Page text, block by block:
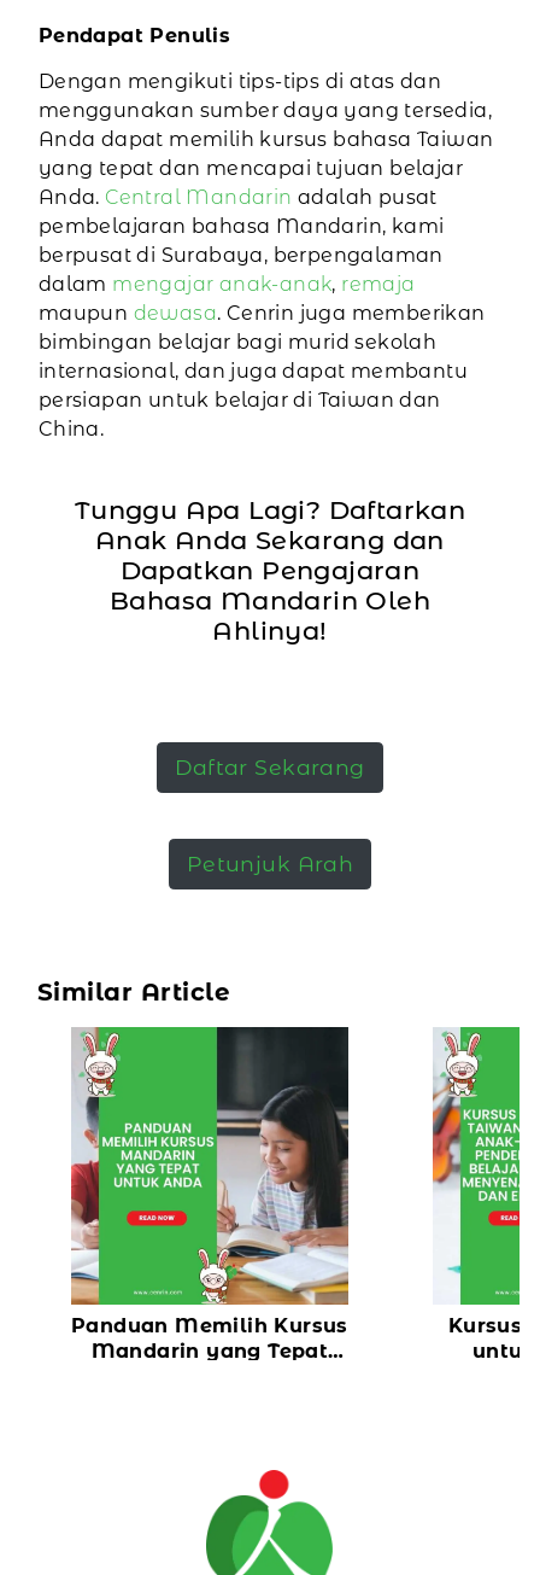
Pendapat Penulis
Dengan mengikuti tips-tips di atas dan
menggunakan sumber daya yang tersedia,
Anda dapat memilih kursus bahasa Taiwan
yang tepat dan mencapai tujuan belajar
Anda. Central Mandarin adalah pusat
pembelajaran bahasa Mandarin, kami
berpusat di Surabaya, berpengalaman
dalam mengajar anak-anak, remaja
maupun dewasa. Cenrin juga memberikan
bimbingan belajar bagi murid sekolah
internasional, dan juga dapat membantu
persiapan untuk belajar di Taiwan dan
China.
Tunggu Apa Lagi? Daftarkan
Anak Anda Sekarang dan
Dapatkan Pengajaran
Bahasa Mandarin Oleh
Ahlinya!
Daftar Sekarang
Petunjuk Arah
Similar Article
Panduan Memilih Kursus
Mandarin yang Tepat
Kursus
untuk